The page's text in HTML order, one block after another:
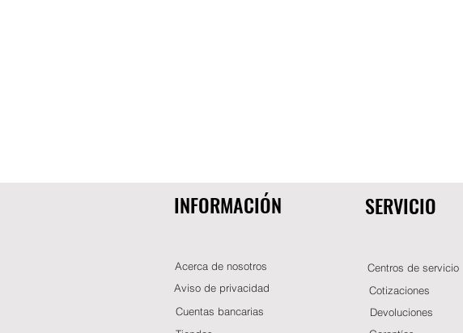
INFORMACIÓN
Acerca de nosotros
Aviso de privacidad
Cuentas bancarias
SERVICIO
Centros de servicio
Cotizaciones
Devoluciones